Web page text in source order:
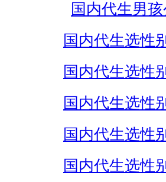
国内代生男孩
国内代生选性
国内代生选性
国内代生选性
国内代生选性
国内代生选性